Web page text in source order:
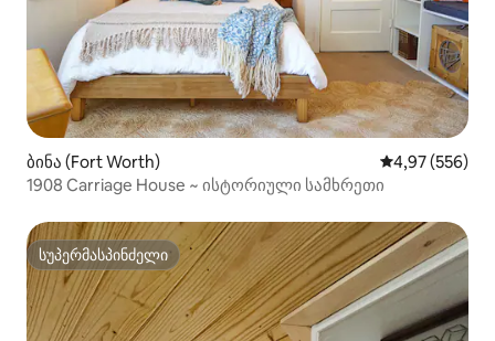
ბინა (Fort Worth) საშუალო
4,97 (556)
1908 Carriage House ~ ისტორიული სამხრეთი
სუპერმასპინძელი
სუპერმასპინძელი